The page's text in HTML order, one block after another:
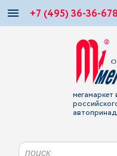
+7 (495) 36-36-678
мегамаркет